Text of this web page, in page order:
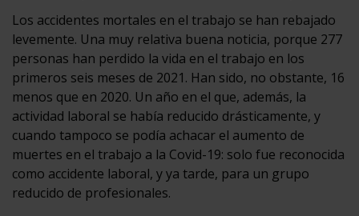
Los accidentes mortales en el trabajo se han rebajado
levemente. Una muy relativa buena noticia, porque 277
personas han perdido la vida en el trabajo en los
primeros seis meses de 2021. Han sido, no obstante, 16
menos que en 2020. Un año en el que, además, la
actividad laboral se había reducido drásticamente, y
cuando tampoco se podía achacar el aumento de
muertes en el trabajo a la Covid-19: solo fue reconocida
como accidente laboral, y ya tarde, para un grupo
reducido de profesionales.